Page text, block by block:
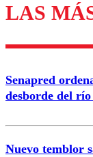
Los
Correo
LAS
Senapred
desborde del
Nuevo temblor